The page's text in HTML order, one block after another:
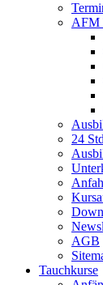
AFM
24
AGB
Tauchkurse